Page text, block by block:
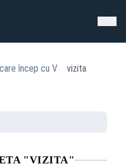
încep cu V vizita
"VIZITA"